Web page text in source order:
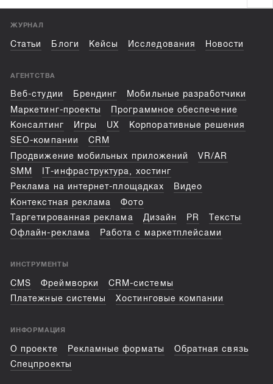
ЖУРНАЛ
Статьи Блоги Кейсы Исследования Новости
АГЕНТСТВА
Веб-студии Брендинг
Мобильные разработчики
Маркетинг-проекты
Программное обеспечение
Консалтинг
Игры UX
Корпоративные решения
SEO-компании
CRM
Продвижение мобильных приложений
VR/AR
SMM
IT-инфраструктура, хостинг
Реклама на интернет-площадках
Видео
Контекстная реклама
Фото
Таргетированная реклама
Дизайн PR
Тексты
Офлайн-реклама
Работа с маркетплейсами
ИНСТРУМЕНТЫ
CMS Фреймворки
CRM-системы
Платежные системы
Хостинговые компании
ИНФОРМАЦИЯ
О проекте Рекламные форматы
Обратная связь
Спецпроекты